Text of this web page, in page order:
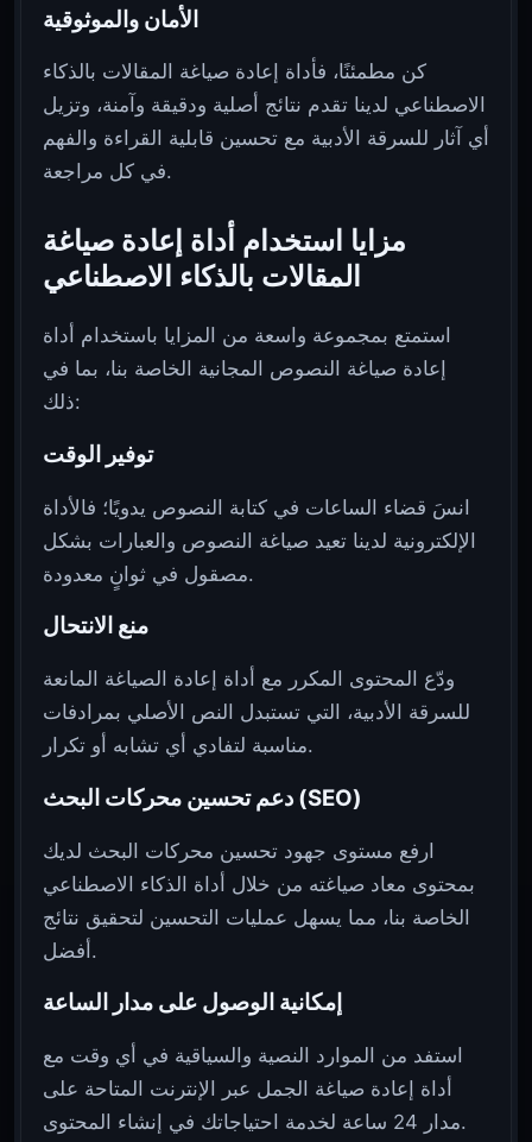
الأمان والموثوقية
كن مطمئنًا، فأداة إعادة صياغة المقالات بالذكاء
الاصطناعي لدينا تقدم نتائج أصلية ودقيقة وآمنة، وتزيل
أي آثار للسرقة الأدبية مع تحسين قابلية القراءة والفهم
في كل مراجعة.
مزايا استخدام أداة إعادة صياغة
المقالات بالذكاء الاصطناعي
استمتع بمجموعة واسعة من المزايا باستخدام أداة
إعادة صياغة النصوص المجانية الخاصة بنا، بما في
ذلك:
توفير الوقت
انسَ قضاء الساعات في كتابة النصوص يدويًا؛ فالأداة
الإلكترونية لدينا تعيد صياغة النصوص والعبارات بشكل
مصقول في ثوانٍ معدودة.
منع الانتحال
ودّع المحتوى المكرر مع أداة إعادة الصياغة المانعة
للسرقة الأدبية، التي تستبدل النص الأصلي بمرادفات
مناسبة لتفادي أي تشابه أو تكرار.
دعم تحسين محركات البحث (SEO)
ارفع مستوى جهود تحسين محركات البحث لديك
بمحتوى معاد صياغته من خلال أداة الذكاء الاصطناعي
الخاصة بنا، مما يسهل عمليات التحسين لتحقيق نتائج
أفضل.
إمكانية الوصول على مدار الساعة
استفد من الموارد النصية والسياقية في أي وقت مع
أداة إعادة صياغة الجمل عبر الإنترنت المتاحة على
مدار 24 ساعة لخدمة احتياجاتك في إنشاء المحتوى.